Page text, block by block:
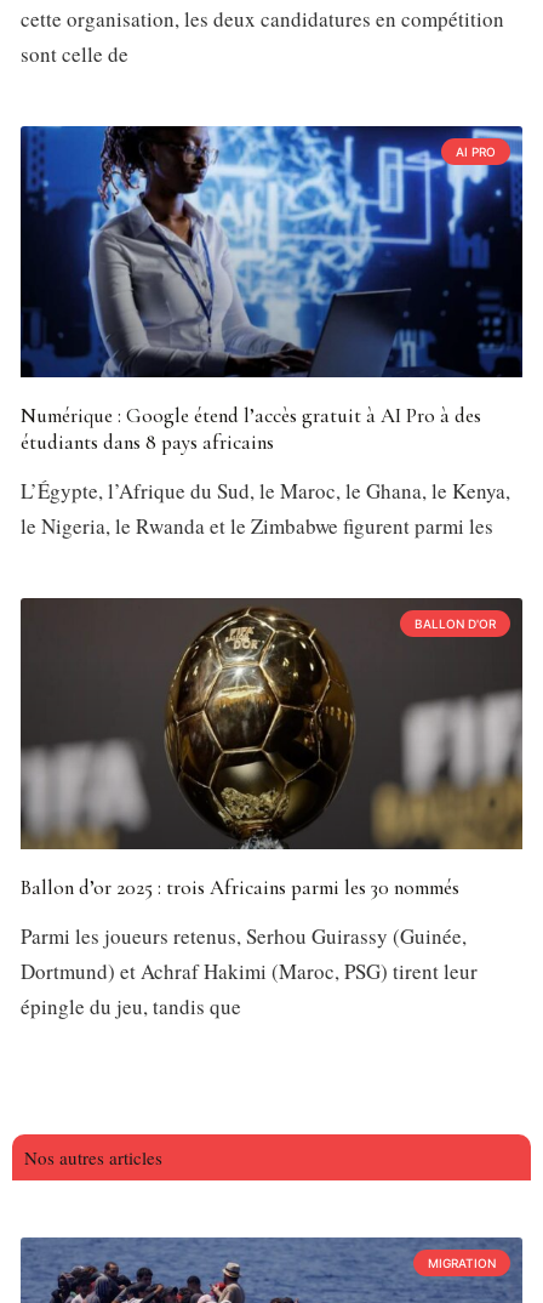
cette organisation, les deux candidatures en compétition
sont celle de
AI PRO
Numérique : Google étend l’accès gratuit à AI Pro à des
étudiants dans 8 pays africains
L’Égypte, l’Afrique du Sud, le Maroc, le Ghana, le Kenya,
le Nigeria, le Rwanda et le Zimbabwe figurent parmi les
BALLON D'OR
Ballon d’or 2025 : trois Africains parmi les 30 nommés
Parmi les joueurs retenus, Serhou Guirassy (Guinée,
Dortmund) et Achraf Hakimi (Maroc, PSG) tirent leur
épingle du jeu, tandis que
Nos autres articles
MIGRATION